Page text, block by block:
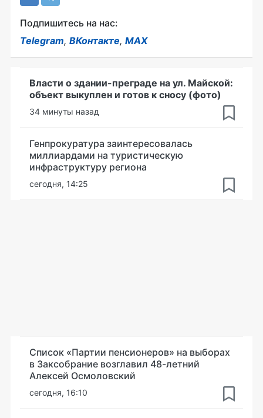
Подпишитесь на нас:
Telegram, ВКонтакте, MAX
Власти о здании-преграде на ул. Майской:
объект выкуплен и готов к сносу (фото)
34 минуты назад
Генпрокуратура заинтересовалась
миллиардами на туристическую
инфраструктуру региона
сегодня, 14:25
Список «Партии пенсионеров» на выборах
в Заксобрание возглавил 48-летний
Алексей Осмоловский
сегодня, 16:10